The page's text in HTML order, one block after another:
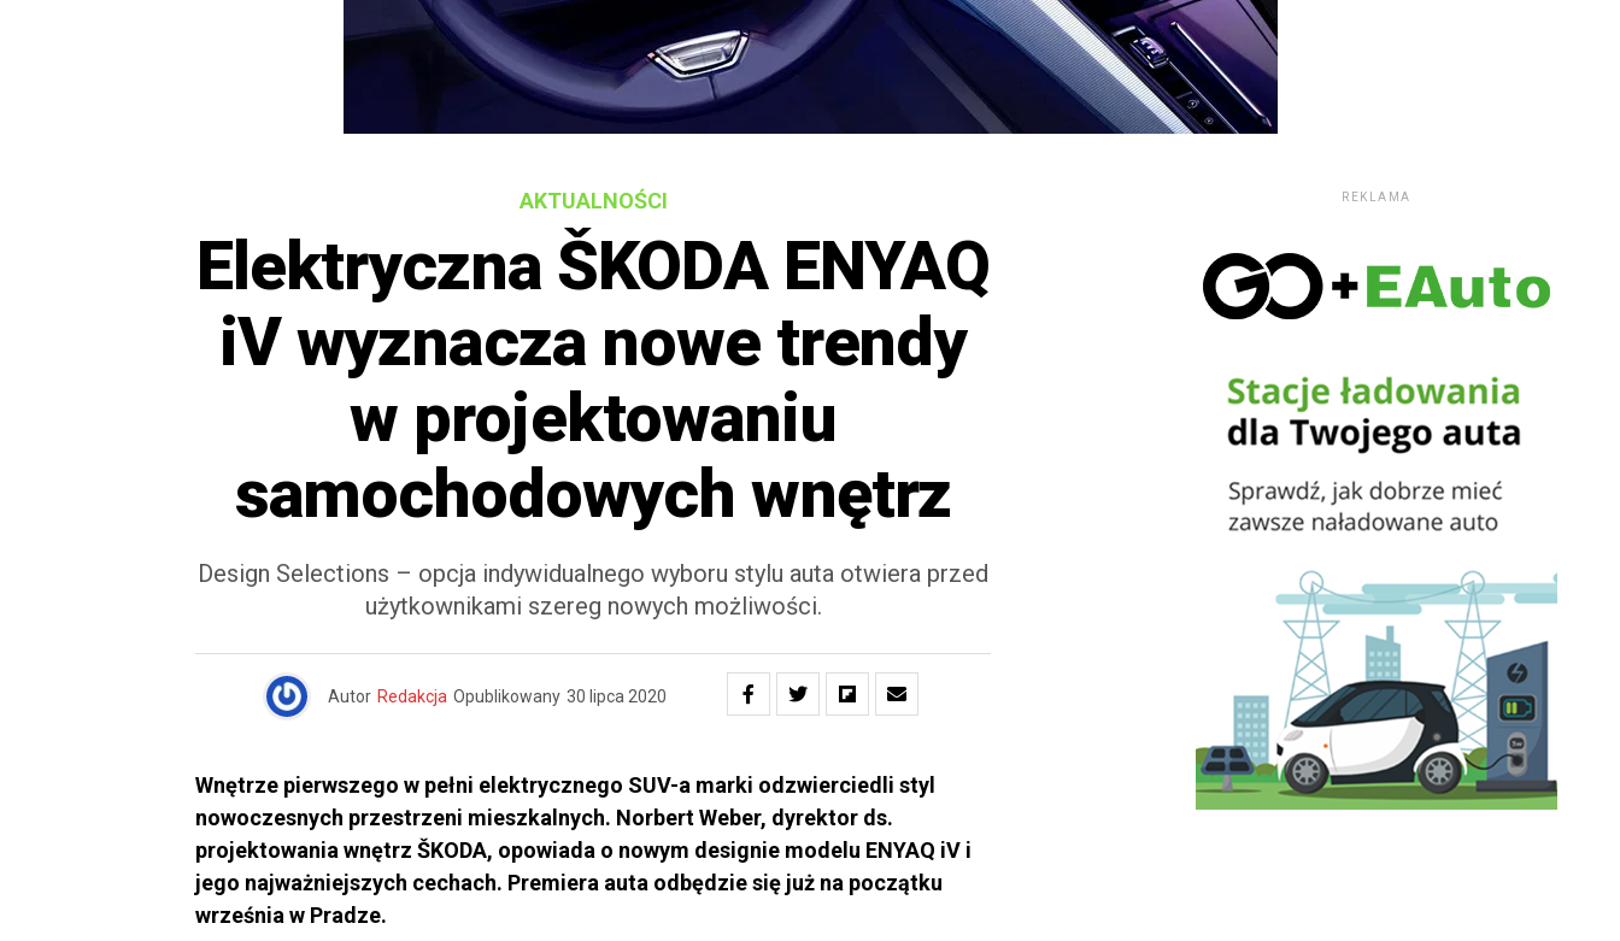
AKTUALNOŚCI
Elektryczna ŠKODA ENYAQ
iV wyznacza nowe trendy
w projektowaniu
samochodowych wnętrz
Design Selections – opcja indywidualnego wyboru stylu auta otwiera przed
użytkownikami szereg nowych możliwości.
Autor Redakcja Opublikowany 30 lipca 2020
Wnętrze pierwszego w pełni elektrycznego SUV-a marki odzwierciedli styl
nowoczesnych przestrzeni mieszkalnych. Norbert Weber, dyrektor ds.
projektowania wnętrz ŠKODA, opowiada o nowym designie modelu ENYAQ iV i
jego najważniejszych cechach. Premiera auta odbędzie się już na początku
września w Pradze.
REKLAMA